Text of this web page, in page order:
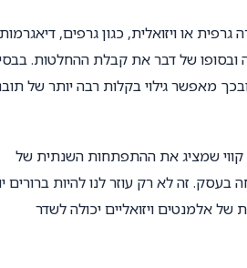
או ויזואלית, כגון גרפים,
ובסופו של דבר את קבלת ההחלטות.
מאפשר גילוי בקלות רבה יותר של
שמציג את ההתפתחות השנתית של
זה לא רק עוזר לנו להיות ברורים
אלמנטים ויזואליים יכולה לשדר